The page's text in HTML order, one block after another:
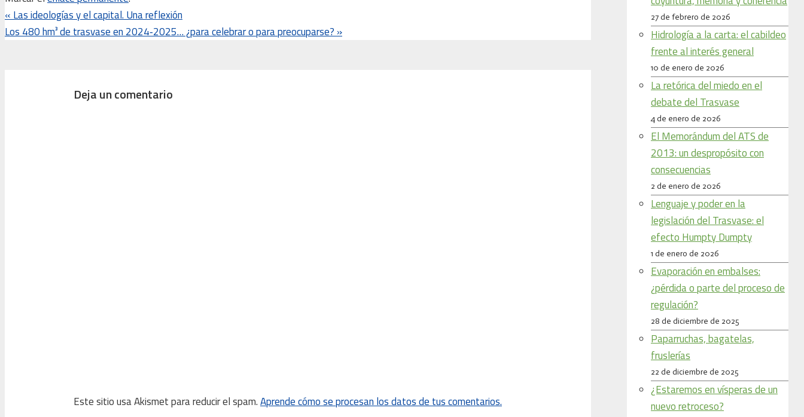
« Las ideologías y el capital. Una reflexión
Los 480 hm³ de trasvase en 2024‑2025… ¿para celebrar o para preocuparse? »
Deja un comentario
Este sitio usa Akismet para reducir el spam.Aprende cómo se procesan los datos de tus comentarios.
27 de febrero de 2026
Hidrología a la carta: el cabildeo
frente al interés general
10 de enero de 2026
La retórica del miedo en el
debate del Trasvase
4 de enero de 2026
El Memorándum del ATS de
2013: un despropósito con
consecuencias
2 de enero de 2026
Lenguaje y poder en la
legislación del Trasvase: el
efecto Humpty Dumpty
1 de enero de 2026
Evaporación en embalses:
¿pérdida o parte del proceso de
regulación?
28 de diciembre de 2025
Paparruchas, bagatelas,
fruslerías
22 de diciembre de 2025
¿Estaremos en vísperas de un
nuevo retroceso?